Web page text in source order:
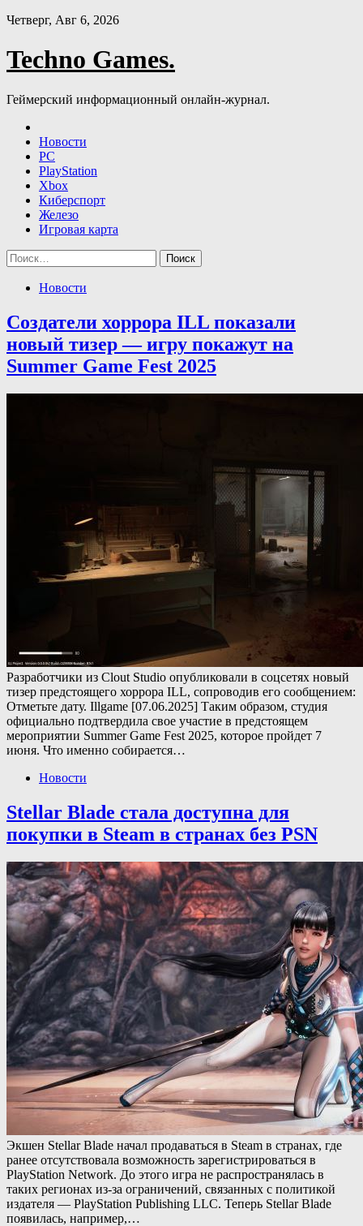
Skip
content
Четверг, Авг 6, 2026
Techno Games.
Геймерский информационный онлайн-журнал.
Новости
PC
PlayStation
Xbox
Киберспорт
Железо
Игровая карта
Найти:
Новости
Создатели хоррора ILL показали
новый тизер — игру покажут на
Summer Game Fest 2025
Разработчики из Clout Studio опубликовали в соцсетях новый
тизер предстоящего хоррора ILL, сопроводив его сообщением:
Отметьте дату. Illgame [07.06.2025] Таким образом, студия
официально подтвердила свое участие в предстоящем
мероприятии Summer Game Fest 2025, которое пройдет 7
июня. Что именно собирается…
Новости
Stellar Blade стала доступна для
покупки в Steam в странах без PSN
Экшен Stellar Blade начал продаваться в Steam в странах, где
ранее отсутствовала возможность зарегистрироваться в
PlayStation Network. До этого игра не распространялась в
таких регионах из-за ограничений, связанных с политикой
издателя — PlayStation Publishing LLC. Теперь Stellar Blade
появилась, например,…